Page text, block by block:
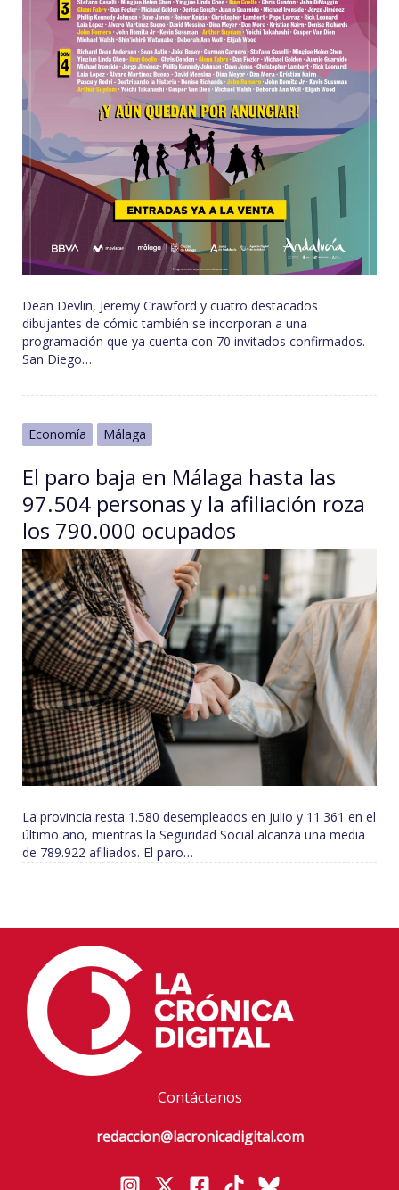
Dean Devlin, Jeremy Crawford y cuatro destacados
dibujantes de cómic también se incorporan a una
programación que ya cuenta con 70 invitados confirmados.
San Diego…
Economía Málaga
El paro baja en Málaga hasta las
97.504 personas y la afiliación roza
los 790.000 ocupados
La provincia resta 1.580 desempleados en julio y 11.361 en el
último año, mientras la Seguridad Social alcanza una media
de 789.922 afiliados. El paro…
Contáctanos
redaccion@lacronicadigital.com